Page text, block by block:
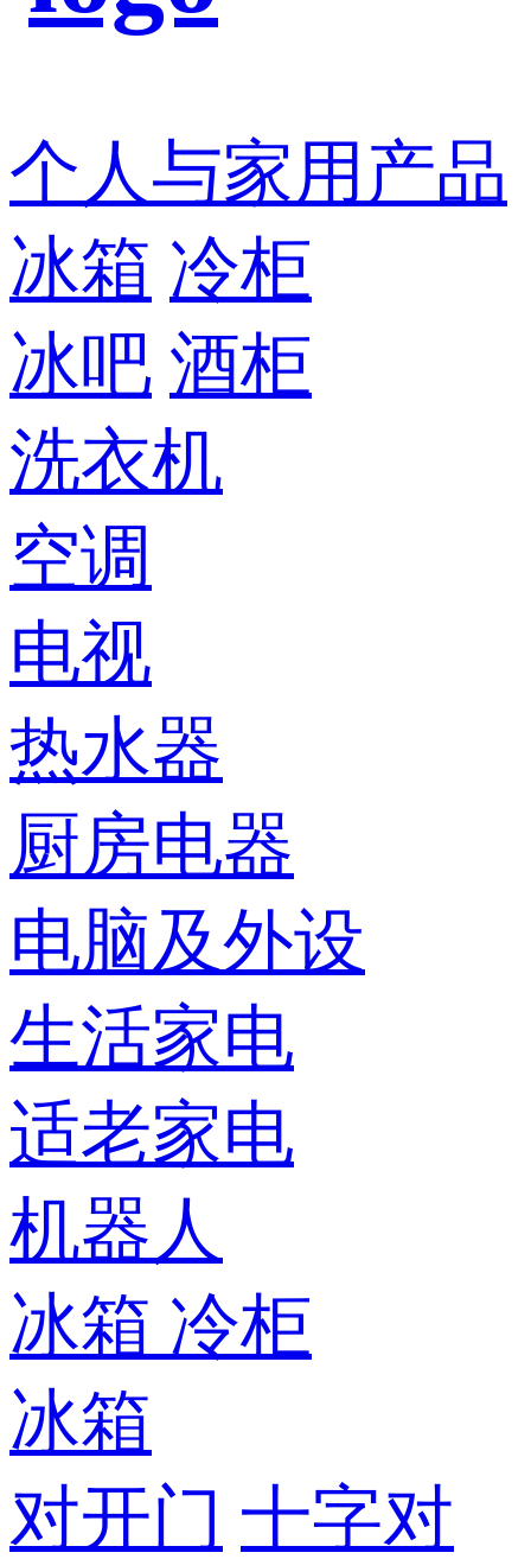
个人与家用产品
冰箱 冷柜
冰吧 酒柜
洗衣机
空调
电视
热水器
厨房电器
电脑及外设
生活家电
适老家电
机器人
冰箱 冷柜
冰箱
对开门 十字对